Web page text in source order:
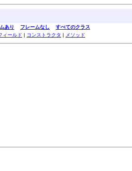
あり フレームなし
すべてのクラス
ィールド | コンストラクタ | メソッド